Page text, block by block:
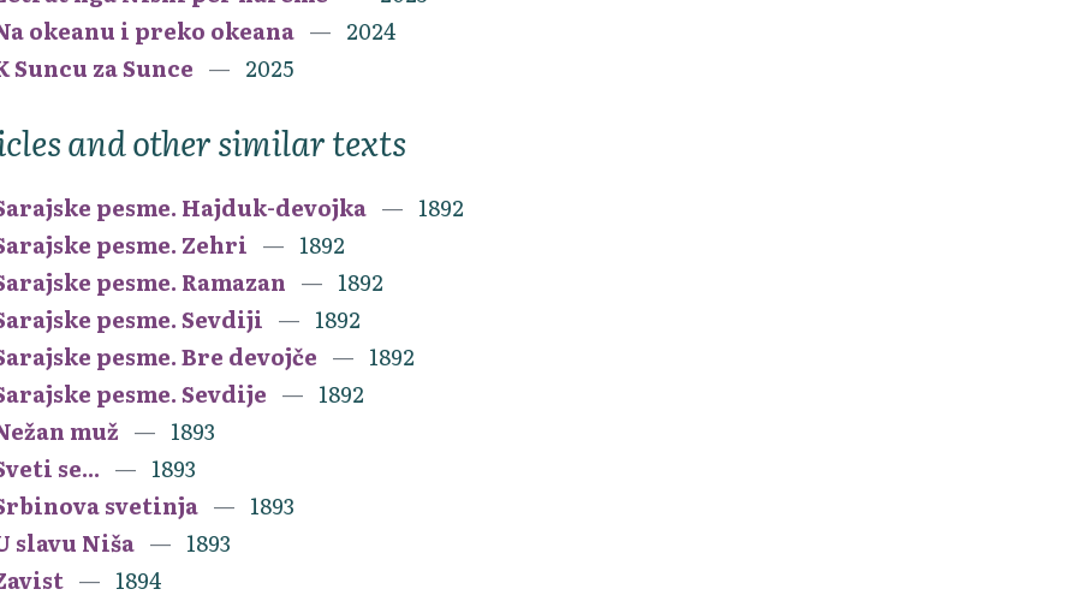
okeanu i preko okeana
2024
Suncu za Sunce
2025
and other similar texts
pesme. Hajduk-devojka
1892
pesme. Zehri
1892
pesme. Ramazan
1892
pesme. Sevdiji
1892
pesme. Bre devojče
1892
pesme. Sevdije
1892
muž
1893
se...
1893
svetinja
1893
slavu Niša
1893
1894